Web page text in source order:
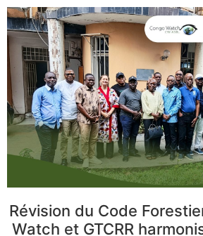
Révision du Code
Watch et GTCRR